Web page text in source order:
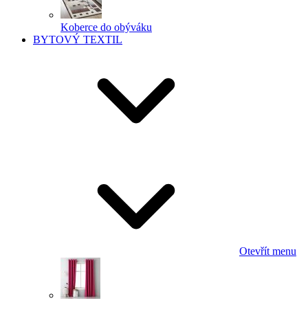
Koberce do obýváku
BYTOVÝ TEXTIL
Otevřít menu